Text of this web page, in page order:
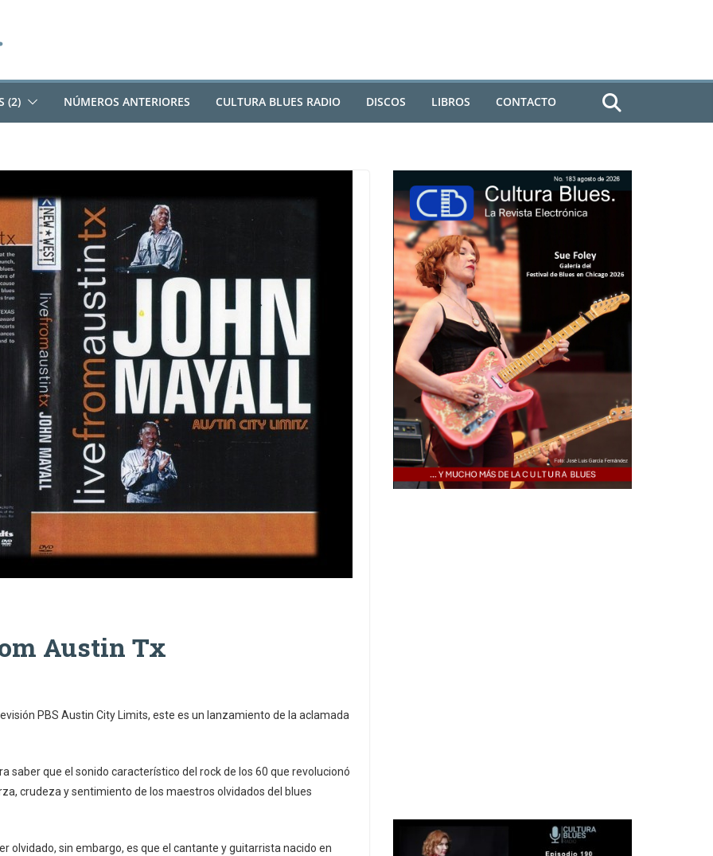
(2) NÚMEROS ANTERIORES CULTURA BLUES RADIO DISCOS LIBROS CONTACTO
Austin Tx
PBS Austin City Limits, este es un lanzamiento de la aclamada
saber que el sonido característico del rock de los 60 que revolucionó
crudeza y sentimiento de los maestros olvidados del blues
olvidado, sin embargo, es que el cantante y guitarrista nacido en